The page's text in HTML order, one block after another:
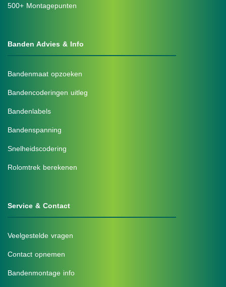
500+ Montagepunten
Banden Advies & Info
Bandenmaat opzoeken
Bandencoderingen uitleg
Bandenlabels
Bandenspanning
Snelheidscodering
Rolomtrek berekenen
Service & Contact
Veelgestelde vragen
Contact opnemen
Bandenmontage info